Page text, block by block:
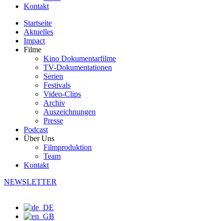
Kontakt
Startseite
Aktuelles
Impact
Filme
Kino Dokumentarfilme
TV-Dokumentationen
Serien
Festivals
Video-Clips
Archiv
Auszeichnungen
Presse
Podcast
Über Uns
Filmproduktion
Team
Kontakt
NEWSLETTER